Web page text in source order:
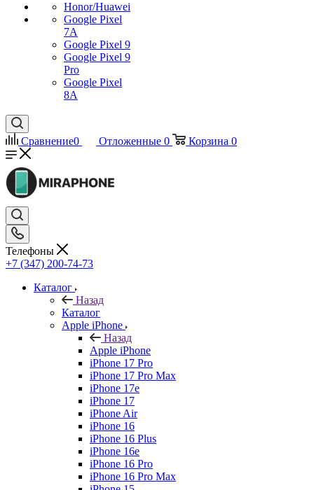
Honor/Huawei
Google Pixel
7А
Google Pixel 9
Google Pixel 9
Pro
Google Pixel
8A
Сравнение0 Отложенные 0 Корзина 0
Телефоны
+7 (347) 200-74-73
Каталог
Назад
Каталог
Apple iPhone
Назад
Apple iPhone
iPhone 17 Pro
iPhone 17 Pro Max
iPhone 17e
iPhone 17
iPhone Air
iPhone 16
iPhone 16 Plus
iPhone 16e
iPhone 16 Pro
iPhone 16 Pro Max